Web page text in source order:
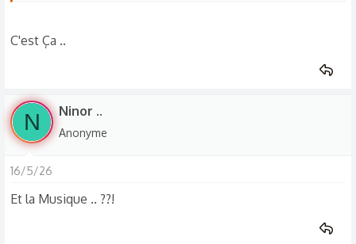
C'est Ça ..
N Ninor ..
Anonyme
16/5/26
Et la Musique .. ??!